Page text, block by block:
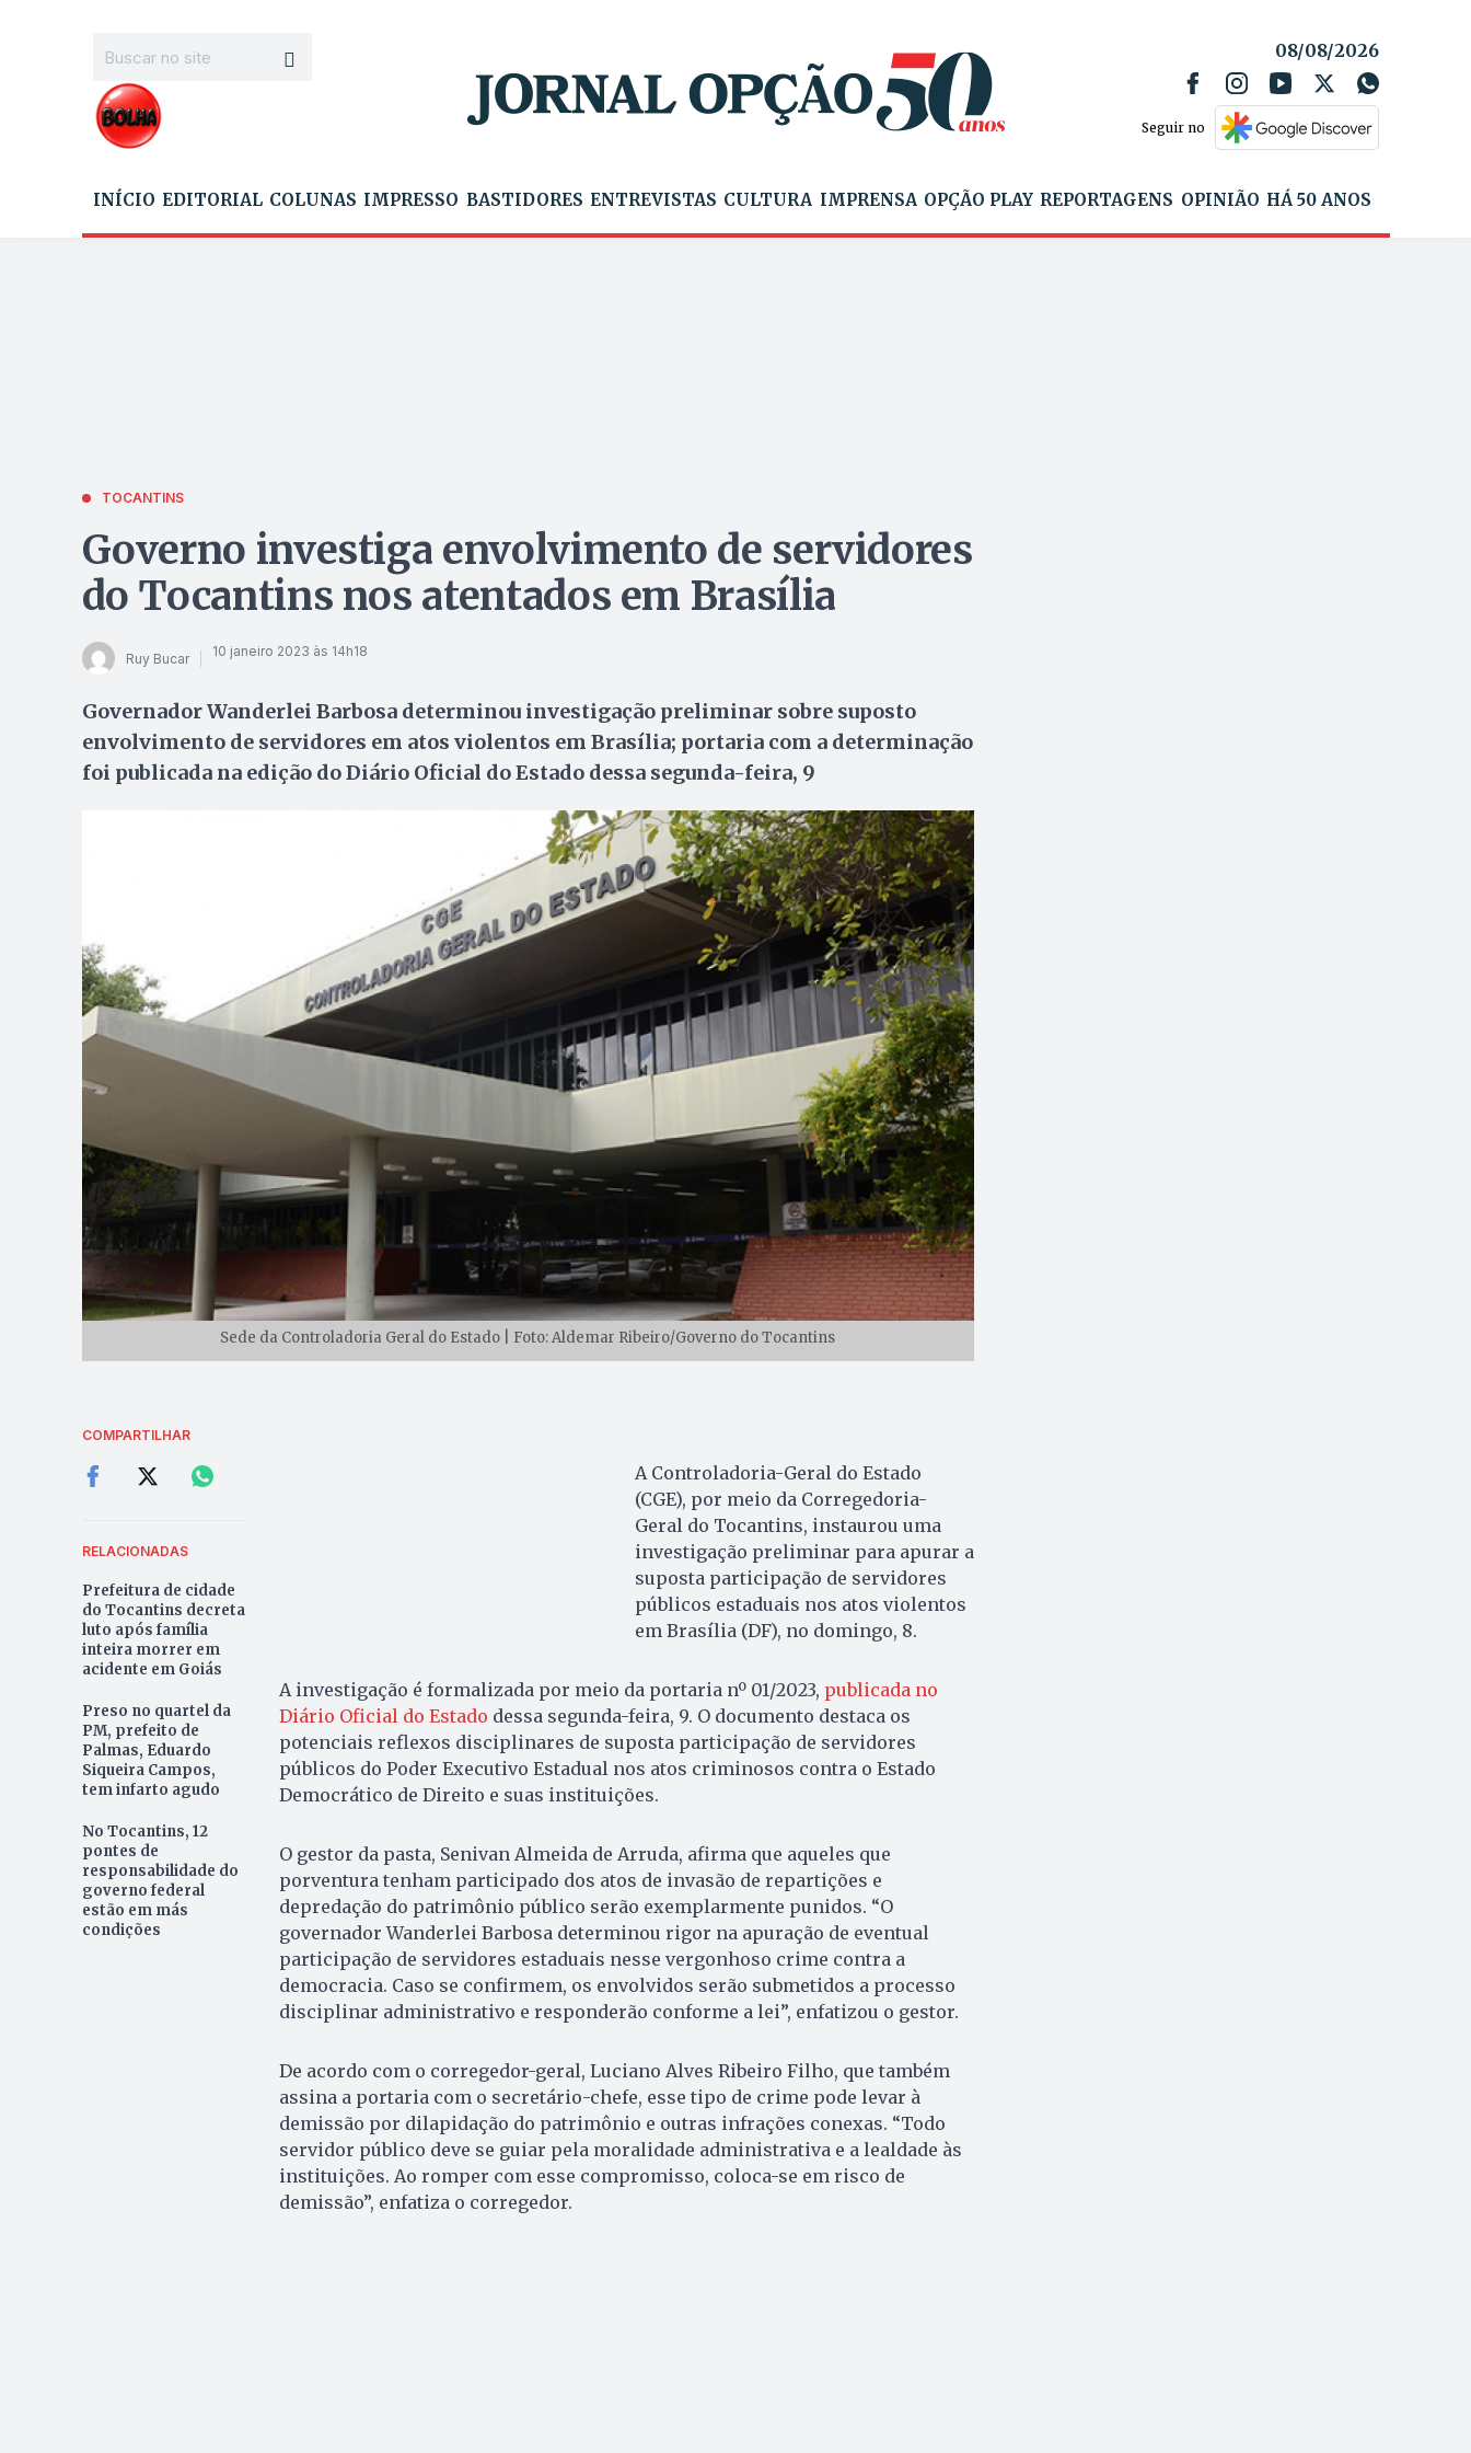
08/08/2026
Seguir no
INÍCIO EDITORIAL COLUNAS IMPRESSO BASTIDORES ENTREVISTAS CULTURA IMPRENSA OPÇÃO PLAY REPORTAGENS OPINIÃO HÁ 50 ANOS
TOCANTINS
Governo investiga envolvimento de servidores
do Tocantins nos atentados em Brasília
Ruy Bucar 10 janeiro 2023 às 14h18
Governador Wanderlei Barbosa determinou investigação preliminar sobre suposto
envolvimento de servidores em atos violentos em Brasília; portaria com a determinação
foi publicada na edição do Diário Oficial do Estado dessa segunda-feira, 9
Sede da Controladoria Geral do Estado | Foto: Aldemar Ribeiro/Governo do Tocantins
COMPARTILHAR
RELACIONADAS
Prefeitura de cidade
do Tocantins decreta
luto após família
inteira morrer em
acidente em Goiás
Preso no quartel da
PM, prefeito de
Palmas, Eduardo
Siqueira Campos,
tem infarto agudo
No Tocantins, 12
pontes de
responsabilidade do
governo federal
estão em más
condições
A Controladoria-Geral do Estado
(CGE), por meio da Corregedoria-
Geral do Tocantins, instaurou uma
investigação preliminar para apurar a
suposta participação de servidores
públicos estaduais nos atos violentos
em Brasília (DF), no domingo, 8.
A investigação é formalizada por meio da portaria nº 01/2023, publicada no
Diário Oficial do Estado dessa segunda-feira, 9. O documento destaca os
potenciais reflexos disciplinares de suposta participação de servidores
públicos do Poder Executivo Estadual nos atos criminosos contra o Estado
Democrático de Direito e suas instituições.
O gestor da pasta, Senivan Almeida de Arruda, afirma que aqueles que
porventura tenham participado dos atos de invasão de repartições e
depredação do patrimônio público serão exemplarmente punidos. “O
governador Wanderlei Barbosa determinou rigor na apuração de eventual
participação de servidores estaduais nesse vergonhoso crime contra a
democracia. Caso se confirmem, os envolvidos serão submetidos a processo
disciplinar administrativo e responderão conforme a lei”, enfatizou o gestor.
De acordo com o corregedor-geral, Luciano Alves Ribeiro Filho, que também
assina a portaria com o secretário-chefe, esse tipo de crime pode levar à
demissão por dilapidação do patrimônio e outras infrações conexas. “Todo
servidor público deve se guiar pela moralidade administrativa e a lealdade às
instituições. Ao romper com esse compromisso, coloca-se em risco de
demissão”, enfatiza o corregedor.